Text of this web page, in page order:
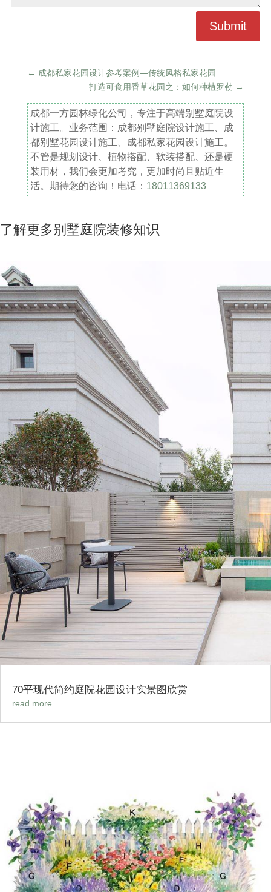
Submit
← 成都私家花园设计参考案例—传统风格私家花园
打造可食用香草花园之：如何种植罗勒 →
成都一方园林绿化公司，专注于高端别墅庭院设
计施工。业务范围：成都别墅庭院设计施工、成
都别墅花园设计施工、成都私家花园设计施工。
不管是规划设计、植物搭配、软装搭配、还是硬
装用材，我们会更加考究，更加时尚且贴近生
活。期待您的咨询！电话： 18011369133
了解更多别墅庭院装修知识
70平现代简约庭院花园设计实景图欣赏
read more